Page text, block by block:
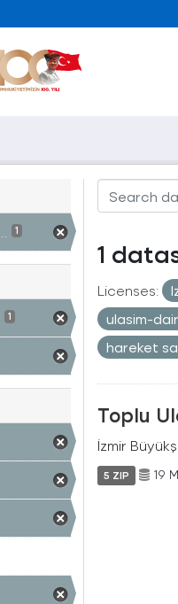
1
1
1
Licenses:
ulasim-
hareket
Toplu
İzmir
5 ZIP 19